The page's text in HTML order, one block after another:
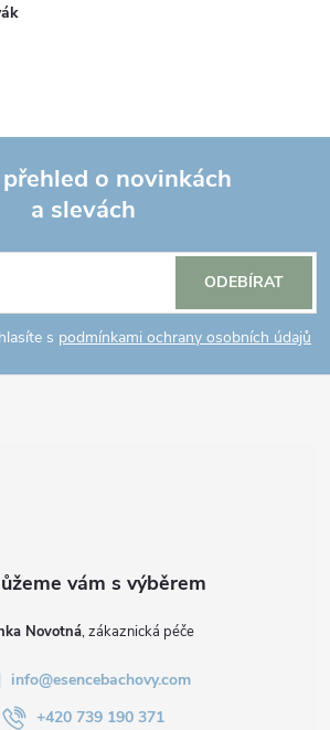
o novinkách
a slevách
s podmínkami ochrany osobních údajů
ODEBÍRAT
Novotná
info@esencebachovy.com
+420 739 190 371